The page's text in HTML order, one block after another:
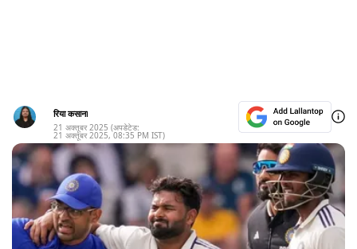
रिया कसाना
21 अक्तूबर 2025 (अपडेटेड:
21 अक्तूबर 2025, 08:35 PM IST)